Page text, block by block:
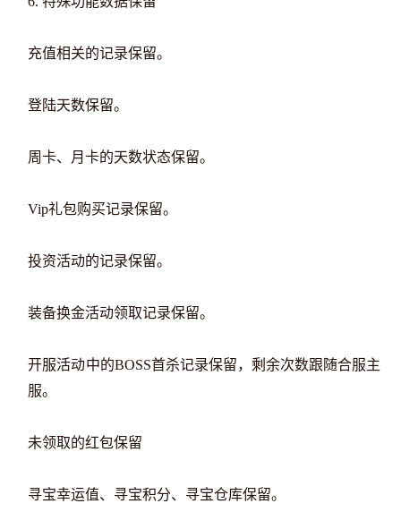
充值相关的记录保留。
登陆天数保留。
周卡、月卡的天数状态保留。
Vip礼包购买记录保留。
投资活动的记录保留。
装备换金活动领取记录保留。
开服活动中的BOSS首杀记录保留，剩余次数跟随合服主
服。
未领取的红包保留
寻宝幸运值、寻宝积分、寻宝仓库保留。